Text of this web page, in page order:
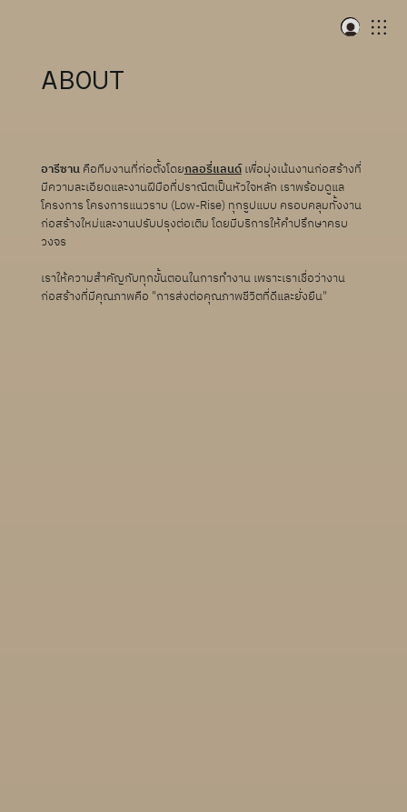
ABOUT
อารีซานคือทีมงานที่ก่อตั้งโดยกลอรี่แลนด์เพื่อมุ่งเน้นงานก่อสร้างที่
มีความละเอียดและงานฝีมือที่ปราณีตเป็นหัวใจหลัก เราพร้อมดูแล
โครงการ โครงการแนวราบ (Low-Rise) ทุกรูปแบบ ครอบคลุมทั้งงาน
ก่อสร้างใหม่และงานปรับปรุงต่อเติม โดยมีบริการให้คำปรึกษาครบ
วงจร
เราให้ความสำคัญกับทุกขั้นตอนในการทำงาน เพราะเราเชื่อว่างาน
ก่อสร้างที่มีคุณภาพคือ "การส่งต่อคุณภาพชีวิตที่ดีและยั่งยืน"